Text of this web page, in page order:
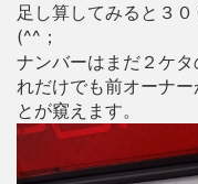
足し算してみると３０
(^^；
ナンバーはまだ２ケ
れだけでも前オーナ
とが窺えます。